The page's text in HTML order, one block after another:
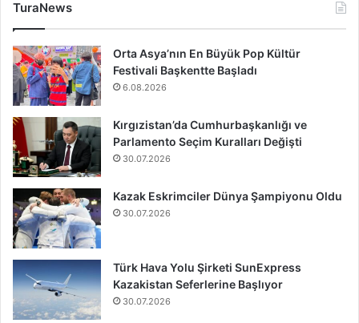
TuraNews
Orta Asya’nın En Büyük Pop Kültür
Festivali Başkentte Başladı
6.08.2026
Kırgızistan’da Cumhurbaşkanlığı ve
Parlamento Seçim Kuralları Değişti
30.07.2026
Kazak Eskrimciler Dünya Şampiyonu Oldu
30.07.2026
Türk Hava Yolu Şirketi SunExpress
Kazakistan Seferlerine Başlıyor
30.07.2026